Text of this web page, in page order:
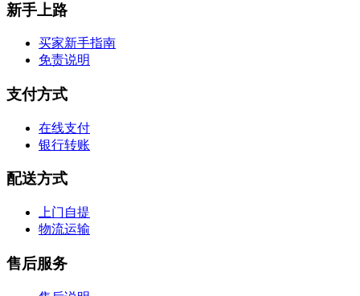
新手上路
买家新手指南
免责说明
支付方式
在线支付
银行转账
配送方式
上门自提
物流运输
售后服务